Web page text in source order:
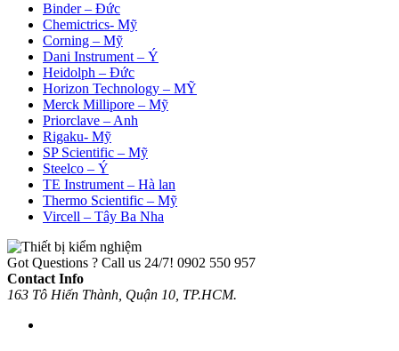
Binder – Đức
Chemictrics- Mỹ
Corning – Mỹ
Dani Instrument – Ý
Heidolph – Đức
Horizon Technology – MỸ
Merck Millipore – Mỹ
Priorclave – Anh
Rigaku- Mỹ
SP Scientific – Mỹ
Steelco – Ý
TE Instrument – Hà lan
Thermo Scientific – Mỹ
Vircell – Tây Ba Nha
Got Questions ? Call us 24/7! 0902 550 957
Contact Info
163 Tô Hiến Thành, Quận 10, TP.HCM.